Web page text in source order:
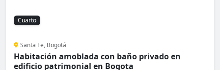
Cuarto
Santa Fe, Bogotá
Habitación amoblada con baño privado en
edificio patrimonial en Bogota